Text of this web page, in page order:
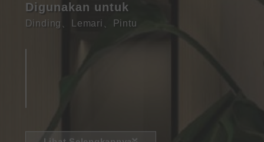
Digunakan untuk
Dinding Lemari Pintu